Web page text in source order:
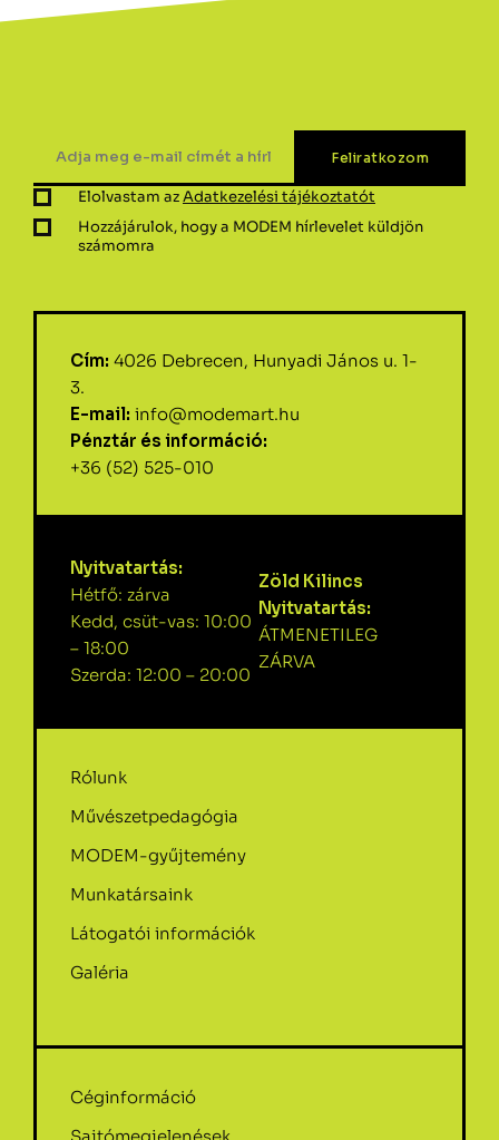
Elolvastam azAdatkezelési tájékoztatót
Hozzájárulok, hogy a MODEM hírlevelet küldjön
számomra
Cím: 4026 Debrecen, Hunyadi János u. 1-
3.
E-mail: info@modemart.hu
Pénztár és információ:
+36 (52) 525-010
Nyitvatartás:
Hétfő: zárva
Kedd, csüt-vas: 10:00
– 18:00
Szerda: 12:00 – 20:00
Zöld Kilincs
Nyitvatartás:
ÁTMENETILEG
ZÁRVA
Rólunk
Művészetpedagógia
MODEM-gyűjtemény
Munkatársaink
Látogatói információk
Galéria
Céginformáció